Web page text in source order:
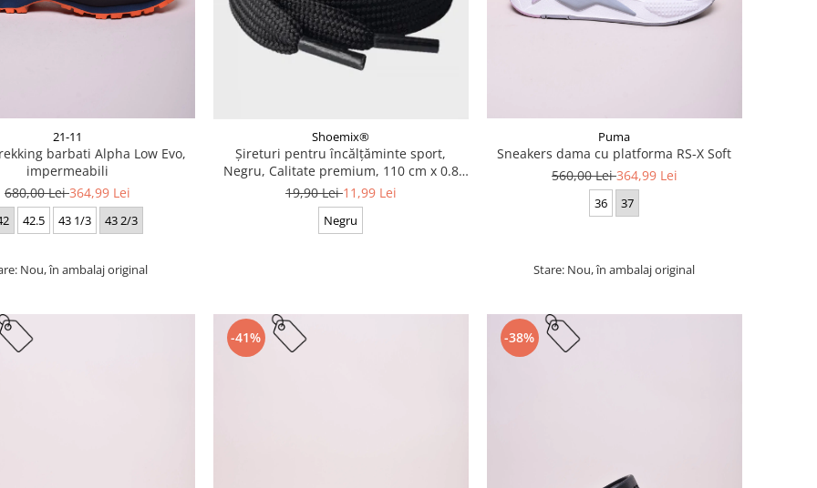
21-11
barbati Alpha Low Evo,
impermeabili
680,00 Lei364,99 Lei
42.5 43 1/3 43 2/3
Nou, în ambalaj original
Shoemix®
Șireturi pentru încălțăminte sport,
Negru, Calitate premium, 110 cm x 0.8
cm
19,90 Lei11,99 Lei
Negru
Puma
Sneakers dama cu platforma RS-X Soft
560,00 Lei364,99 Lei
36 37
Stare: Nou, în ambalaj original
-41% -38%